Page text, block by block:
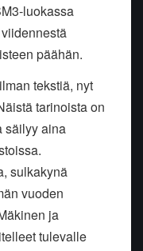
luokassa
päähän.
tekstiä, nyt
tarinoista on
säilyy aina
sulkakynä
vuoden
ja
tulevalle